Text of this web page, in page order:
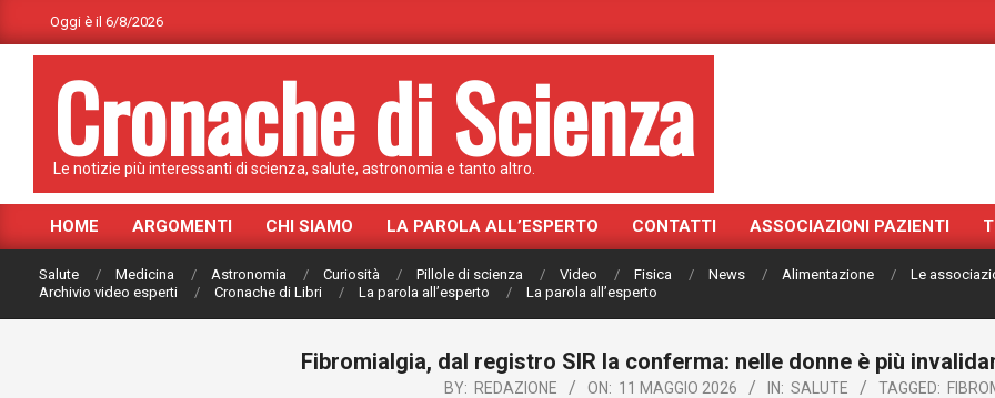
to
Oggi è il 6/8/2026
Cronache di Scienza
Le notizie più interessanti di scienza, salute, astronomia e tanto altro.
Primary
Navigation
Menu
HOME ARGOMENTI CHI SIAMO LA PAROLA ALL’ESPERTO CONTATTI ASSOCIAZIONI PAZIENTI
Salute Medicina Astronomia Curiosità Pillole di scienza Video Fisica News Alimentazione
Le
Archivio video esperti
Cronache di Libri La parola all’esperto La parola all’esperto
Fibromialgia, dal registro SIR la conferma: nelle donne è più
BY: REDAZIONE ON: 11 MAGGIO 2026 IN: SALUTE TAGGED: